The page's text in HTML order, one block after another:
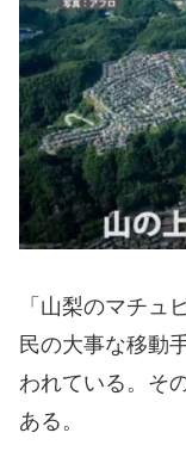
「山梨のマチュ
民の大事な移動
われている。そ
ある。